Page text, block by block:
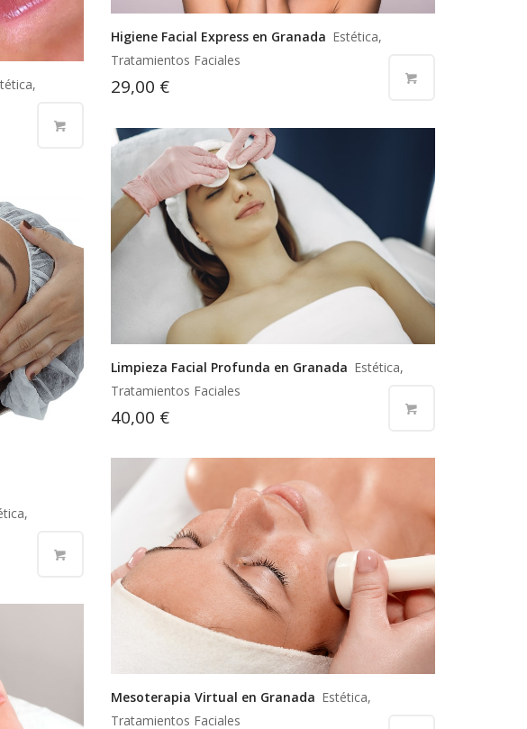
Higiene Facial Express en Granada Estética,
Tratamientos Faciales
29,00 €
Limpieza Facial Profunda en Granada Estética,
Tratamientos Faciales
40,00 €
Mesoterapia Virtual en Granada Estética,
Tratamientos Faciales